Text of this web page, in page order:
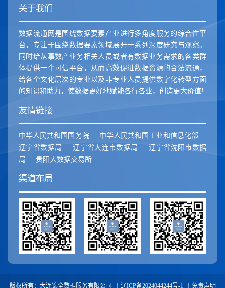
关于我们
数据流通网是围绕数据要素产业进行多角度服务的综合性平
台，专注于围绕数据要素领域展开一系列深度研究与观察。
同时给从事数产业务相关人员或者有数据业务需求的各类群
体提供一个可信平台，从而高效促进数据资源的合法流通，
给各个文化层次的专业以及非专业人员提供数字化转型方面
的知识和助力，使数据更好地赋能各行各业，创造更大价值!
友情链接
中华人民共和国国务院
中华人民共和国工业和信息化部
辽宁省数据局
辽宁省大连市数据局
辽宁省沈阳市数据
局
贵阳大数据交易所
渠道布局
版权所有：大连锦全数据服务有限公司 | 辽ICP备2024044244号-1 | 免责声明